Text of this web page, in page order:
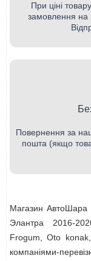
При ціні
замовлення на
Повернення за
пошта (якщо
Магазин АвтоШара
Элантра 2016-
Frogum, Oto
компаніями-